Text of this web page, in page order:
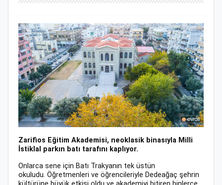
Zarifios Eğitim Akademisi, neoklasik binasıyla Milli
İstiklal parkın batı tarafını kaplıyor.
Onlarca sene için Batı Trakyanın tek üstün
okuludu. Öğretmenleri ve öğrencileriyle Dedeağaç şehrin